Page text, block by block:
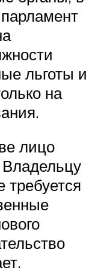
льготы и
на
лицо
требуется